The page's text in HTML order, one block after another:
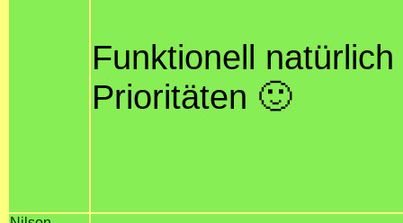
Funktionell
Prioritäten 🙂